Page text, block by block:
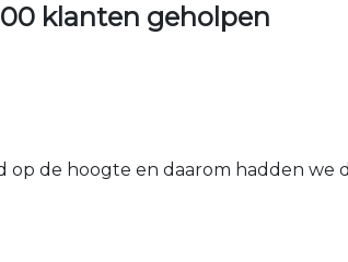
klanten geholpen
op de hoogte en daarom hadden